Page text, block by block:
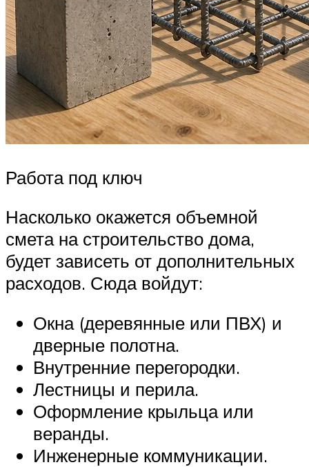
Работа под ключ
Насколько окажется объемной
смета на строительство дома,
будет зависеть от дополнительных
расходов. Сюда войдут:
Окна (деревянные или ПВХ) и
дверные полотна.
Внутренние перегородки.
Лестницы и перила.
Оформление крыльца или
веранды.
Инженерные коммуникации.